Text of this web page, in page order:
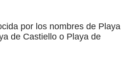
por los nombres de Playa
de Castiello o Playa de